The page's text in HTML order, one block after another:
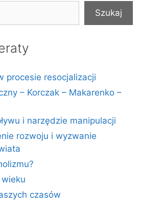
Szukaj
procesie resocjalizacji
– Korczak – Makarenko –
i narzędzie manipulacji
rozwoju i wyzwanie
wieku
czasów